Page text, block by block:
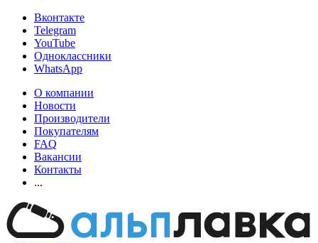
Вконтакте
Telegram
YouTube
Одноклассники
WhatsApp
О компании
Новости
Производители
Покупателям
FAQ
Вакансии
Контакты
...